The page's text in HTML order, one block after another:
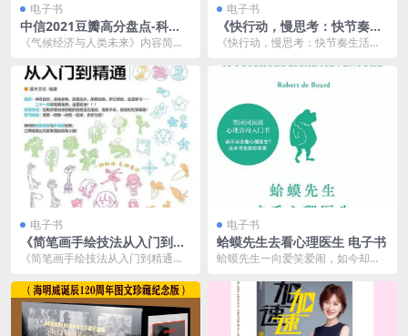
电子书
中信2021豆瓣高分盘点-科普
新知（共10册） [ 套装合集] [p
《气候经济与人类未来》内容简
候变化的成因和影响。...
电子书
《快行动，慢思考：快节奏生
活下的自我修复》 拯救疲惫每
《快行动，慢思考：快节奏生活下
节奏生活中寻找平衡与...
电子书
《简笔画手绘技法从入门到精
通》三两笔画出简笔画[pdf]
《简笔画手绘技法从入门到精通》
程书，旨在帮助读者从...
电子书
蛤蟆先生去看心理医生 电子书
蛤蟆先生一向爱笑爱闹，如今却一
屋里，连起床梳洗的力...